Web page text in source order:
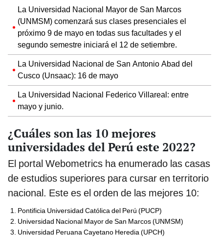
La Universidad Nacional Mayor de San Marcos
(UNMSM) comenzará sus clases presenciales el
próximo 9 de mayo en todas sus facultades y el
segundo semestre iniciará el 12 de setiembre.
La Universidad Nacional de San Antonio Abad del
Cusco (Unsaac): 16 de mayo
La Universidad Nacional Federico Villareal: entre
mayo y junio.
¿Cuáles son las 10 mejores
universidades del Perú este 2022?
El portal Webometrics ha enumerado las casas
de estudios superiores para cursar en territorio
nacional. Este es el orden de las mejores 10:
Pontificia Universidad Católica del Perú (PUCP)
Universidad Nacional Mayor de San Marcos (UNMSM)
Universidad Peruana Cayetano Heredia (UPCH)